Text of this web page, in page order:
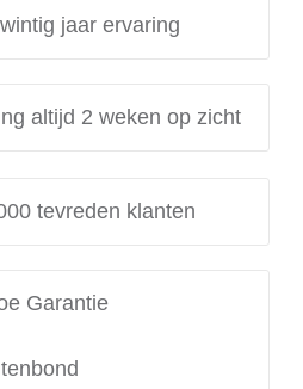
jaar ervaring
altijd 2 weken op zicht
tevreden klanten
Garantie